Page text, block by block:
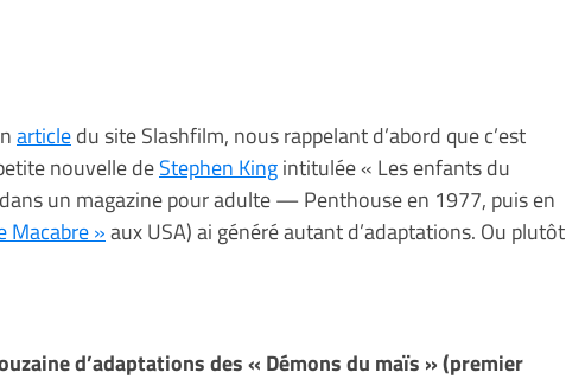
articledu site Slashfilm, nous rappelant d’abord que c’est
nouvelle deStephen Kingintitulée « Les enfants du
un magazine pour adulte — Penthouse en 1977, puis en
Macabre »aux USA) ai généré autant d’adaptations. Ou plutôt
d’adaptations des « Démons du maïs » (premier